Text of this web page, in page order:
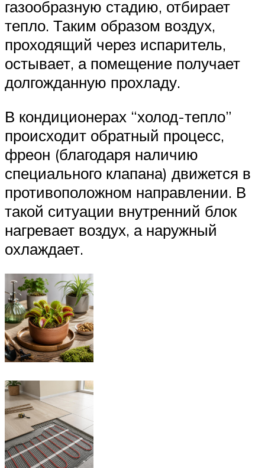
газообразную стадию, отбирает
тепло. Таким образом воздух,
проходящий через испаритель,
остывает, а помещение получает
долгожданную прохладу.
В кондиционерах “холод-тепло”
происходит обратный процесс,
фреон (благодаря наличию
специального клапана) движется в
противоположном направлении. В
такой ситуации внутренний блок
нагревает воздух, а наружный
охлаждает.